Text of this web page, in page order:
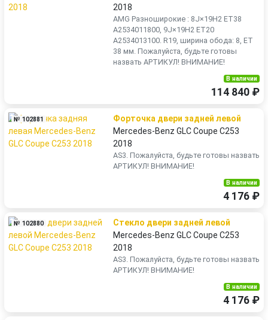
2018
AMG Разноширокие : 8J×19H2 ET38
A2534011800, 9J×19H2 ET20
A2534013100. R19, ширина обода: 8, ET
38 мм. Пожалуйста, будьте готовы
назвать АРТИКУЛ! ВНИМАНИЕ!
В наличии
114 840 ₽
№ 102881
Форточка двери задней левой
Mercedes-Benz GLC Coupe C253
2018
AS3. Пожалуйста, будьте готовы назвать
АРТИКУЛ! ВНИМАНИЕ!
В наличии
4 176 ₽
№ 102880
Стекло двери задней левой
Mercedes-Benz GLC Coupe C253
2018
AS3. Пожалуйста, будьте готовы назвать
АРТИКУЛ! ВНИМАНИЕ!
В наличии
4 176 ₽